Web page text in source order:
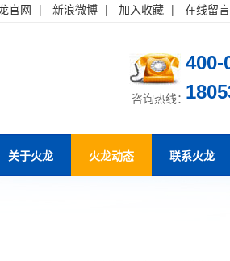
官网 | 新浪微博 | 加入收藏 | 在线留言
咨询热线：
400-
关于火龙 火龙动态 联系火龙